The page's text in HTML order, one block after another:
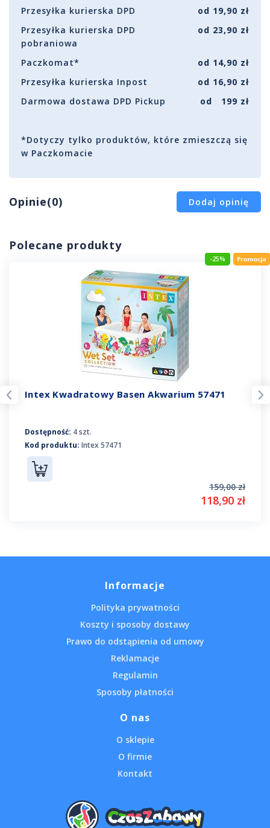
Przesyłka kurierska DPD
od 19,90 zł
Przesyłka kurierska DPD
pobraniowa
od 23,90 zł
Paczkomat*
od 14,90 zł
Przesyłka kurierska Inpost
od 16,90 zł
Darmowa dostawa DPD Pickup
od 199 zł
*Dotyczy tylko produktów, które zmieszczą się
w Paczkomacie
Opinie(0) Dodaj opinię
Polecane produkty
-25%
Intex Kwadratowy Basen Akwarium 57471
Dostępność: 4 szt.
Kod produktu: Intex 57471
159,00 zł
118,90 zł
Informacje
Polityka prywatności
Koszty i sposoby dostawy
Prawo do odstąpienia od umowy
Reklamacje
Regulamin
Sposoby płatności
O nas
O sklepie
O firmie
Kontakt